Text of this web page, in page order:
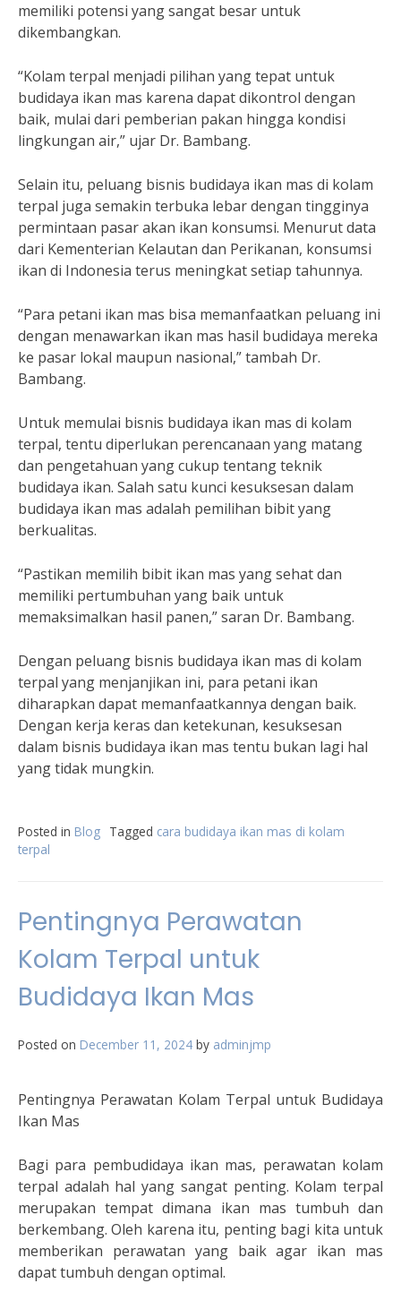
memiliki potensi yang sangat besar untuk
dikembangkan.
“Kolam terpal menjadi pilihan yang tepat untuk
budidaya ikan mas karena dapat dikontrol dengan
baik, mulai dari pemberian pakan hingga kondisi
lingkungan air,” ujar Dr. Bambang.
Selain itu, peluang bisnis budidaya ikan mas di kolam
terpal juga semakin terbuka lebar dengan tingginya
permintaan pasar akan ikan konsumsi. Menurut data
dari Kementerian Kelautan dan Perikanan, konsumsi
ikan di Indonesia terus meningkat setiap tahunnya.
“Para petani ikan mas bisa memanfaatkan peluang ini
dengan menawarkan ikan mas hasil budidaya mereka
ke pasar lokal maupun nasional,” tambah Dr.
Bambang.
Untuk memulai bisnis budidaya ikan mas di kolam
terpal, tentu diperlukan perencanaan yang matang
dan pengetahuan yang cukup tentang teknik
budidaya ikan. Salah satu kunci kesuksesan dalam
budidaya ikan mas adalah pemilihan bibit yang
berkualitas.
“Pastikan memilih bibit ikan mas yang sehat dan
memiliki pertumbuhan yang baik untuk
memaksimalkan hasil panen,” saran Dr. Bambang.
Dengan peluang bisnis budidaya ikan mas di kolam
terpal yang menjanjikan ini, para petani ikan
diharapkan dapat memanfaatkannya dengan baik.
Dengan kerja keras dan ketekunan, kesuksesan
dalam bisnis budidaya ikan mas tentu bukan lagi hal
yang tidak mungkin.
Posted in Blog Tagged cara budidaya ikan mas di kolam
terpal
Pentingnya Perawatan
Kolam Terpal untuk
Budidaya Ikan Mas
Posted on December 11, 2024 by adminjmp
Pentingnya Perawatan Kolam Terpal untuk Budidaya
Ikan Mas
Bagi para pembudidaya ikan mas, perawatan kolam
terpal adalah hal yang sangat penting. Kolam terpal
merupakan tempat dimana ikan mas tumbuh dan
berkembang. Oleh karena itu, penting bagi kita untuk
memberikan perawatan yang baik agar ikan mas
dapat tumbuh dengan optimal.